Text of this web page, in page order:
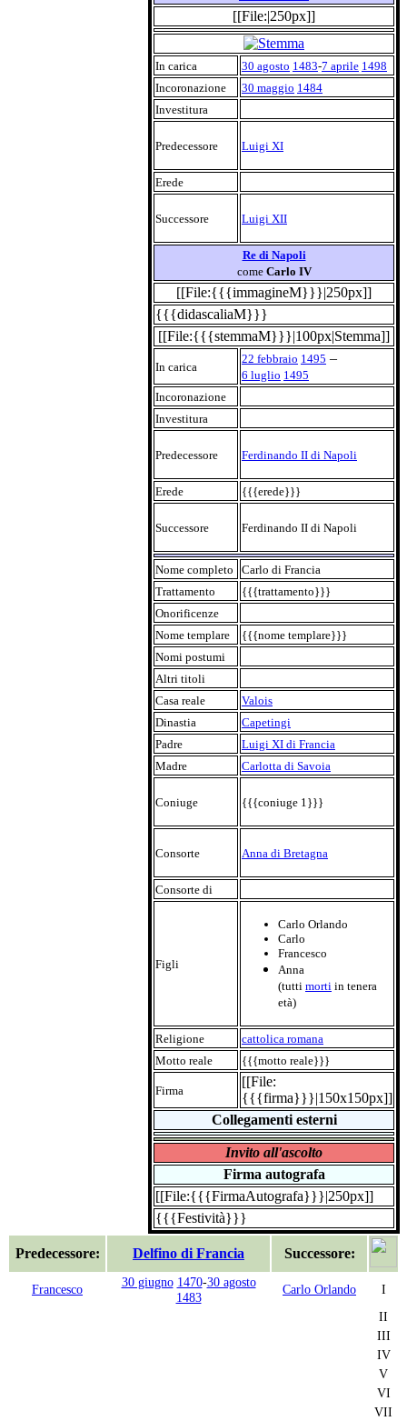
[[File:|250px]]
In carica 30 agosto 1483-7 aprile 1498
Incoronazione
30 maggio 1484
Investitura
Predecessore Luigi XI
Erede
Successore Luigi XII
Re di Napoli
come Carlo IV
[[File:{{{immagineM}}}|250px]]
{{{didascaliaM}}}
[[File:{{{stemmaM}}}|100px|Stemma]]
In carica
22 febbraio 1495 –
6 luglio 1495
Incoronazione
Investitura
Predecessore Ferdinando II di Napoli
Erede {{{erede}}}
Successore Ferdinando II di Napoli
Nome completo
Carlo di Francia
Trattamento
{{{trattamento}}}
Onorificenze
Nome templare
{{{nome templare}}}
Nomi postumi
Altri titoli
Casa reale
Valois
Dinastia
Capetingi
Padre
Luigi XI di Francia
Madre
Carlotta di Savoia
Coniuge {{{coniuge 1}}}
Consorte Anna di Bretagna
Consorte di
Figli
Carlo Orlando
Carlo
Francesco
Anna
(tutti morti in tenera
età)
Religione
cattolica romana
Motto reale
{{{motto reale}}}
Firma
[[File:
{{{firma}}}|150x150px]]
Collegamenti esterni
Invito all'ascolto
Firma autografa
[[File:{{{FirmaAutografa}}}|250px]]
{{{Festività}}}
Predecessore: Delfino di Francia Successore:
Francesco 30 giugno 1470-30 agosto
1483
Carlo Orlando
I
II
III
IV
V
VI
VII